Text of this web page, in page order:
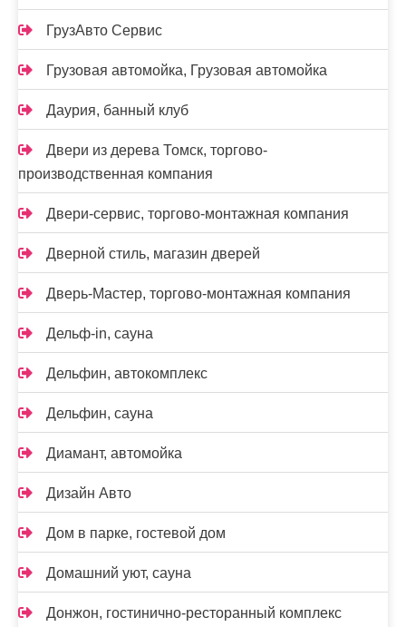
ГрузАвто Сервис
Грузовая автомойка, Грузовая автомойка
Даурия, банный клуб
Двери из дерева Томск, торгово-
производственная компания
Двери-сервис, торгово-монтажная компания
Дверной стиль, магазин дверей
Дверь-Мастер, торгово-монтажная компания
Дельф-in, сауна
Дельфин, автокомплекс
Дельфин, сауна
Диамант, автомойка
Дизайн Авто
Дом в парке, гостевой дом
Домашний уют, сауна
Донжон, гостинично-ресторанный комплекс